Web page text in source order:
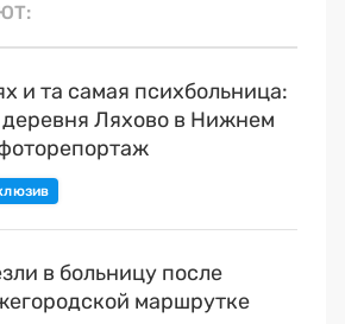
и та самая психбольница:
деревня Ляхово в Нижнем
в больницу после
маршрутке